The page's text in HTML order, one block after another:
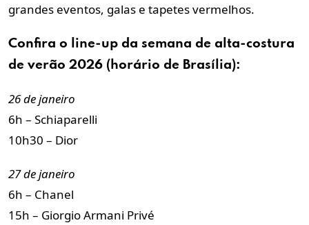
grandes eventos, galas e tapetes vermelhos.
Confira o line-up da semana de alta-costura
de verão 2026 (horário de Brasília):
26 de janeiro
6h – Schiaparelli
10h30 – Dior
27 de janeiro
6h – Chanel
15h – Giorgio Armani Privé